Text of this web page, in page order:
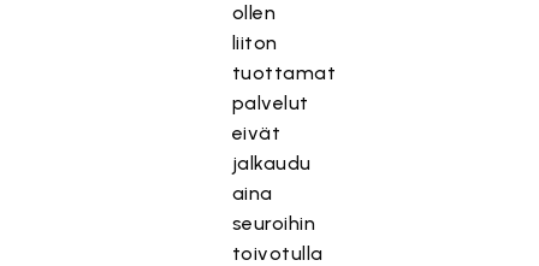
ollen
liiton
tuottamat
palvelut
eivät
jalkaudu
aina
seuroihin
toivotulla